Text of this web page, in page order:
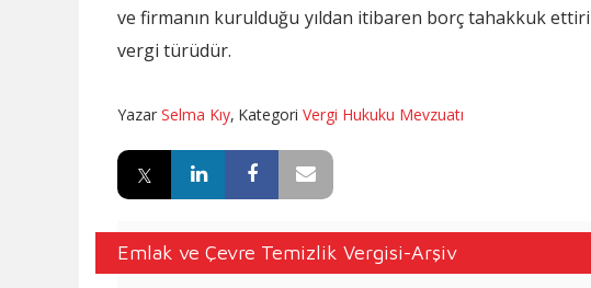
ve firmanın kurulduğu yıldan itibaren borç tahakkuk
vergi türüdür.
Yazar Selma Kıy, Kategori Vergi Hukuku Mevzuatı
Emlak ve Çevre Temizlik Vergisi-Arşiv